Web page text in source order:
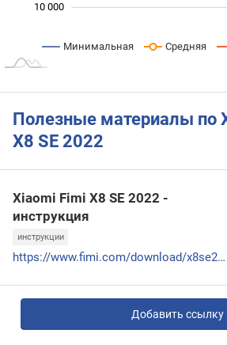
10 000
Минимальная Средняя
Полезные материалы по
X8 SE 2022
Xiaomi Fimi X8 SE 2022 -
инструкция
инструкции
https://www.fimi.com/download/x8se2022/FIMI_X8_SE_2022_V2_U...
Добавить ссылку